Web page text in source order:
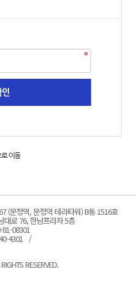
로 이동
(문정역, 문정역 테라타워) B동 1516호
대로 76, 한남프라자 5층
81-08301
4301
RESERVED.